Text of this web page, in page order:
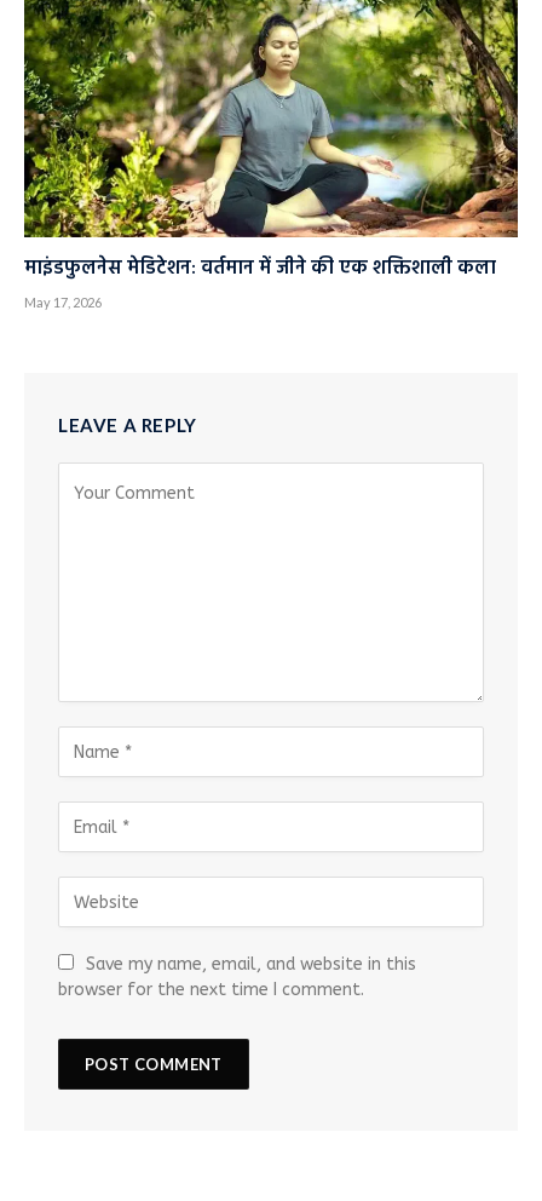
माइंडफुलनेस मेडिटेशन: वर्तमान में जीने की एक शक्तिशाली कला
May 17, 2026
LEAVE A REPLY
Save my name, email, and website in this
browser for the next time I comment.